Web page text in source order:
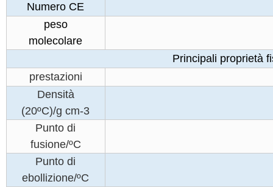
Numero CE
peso
molecolare
Principali proprietà
prestazioni
Densità
(20ºC)/g cm-3
Punto di
fusione/ºC
Punto di
ebollizione/ºC